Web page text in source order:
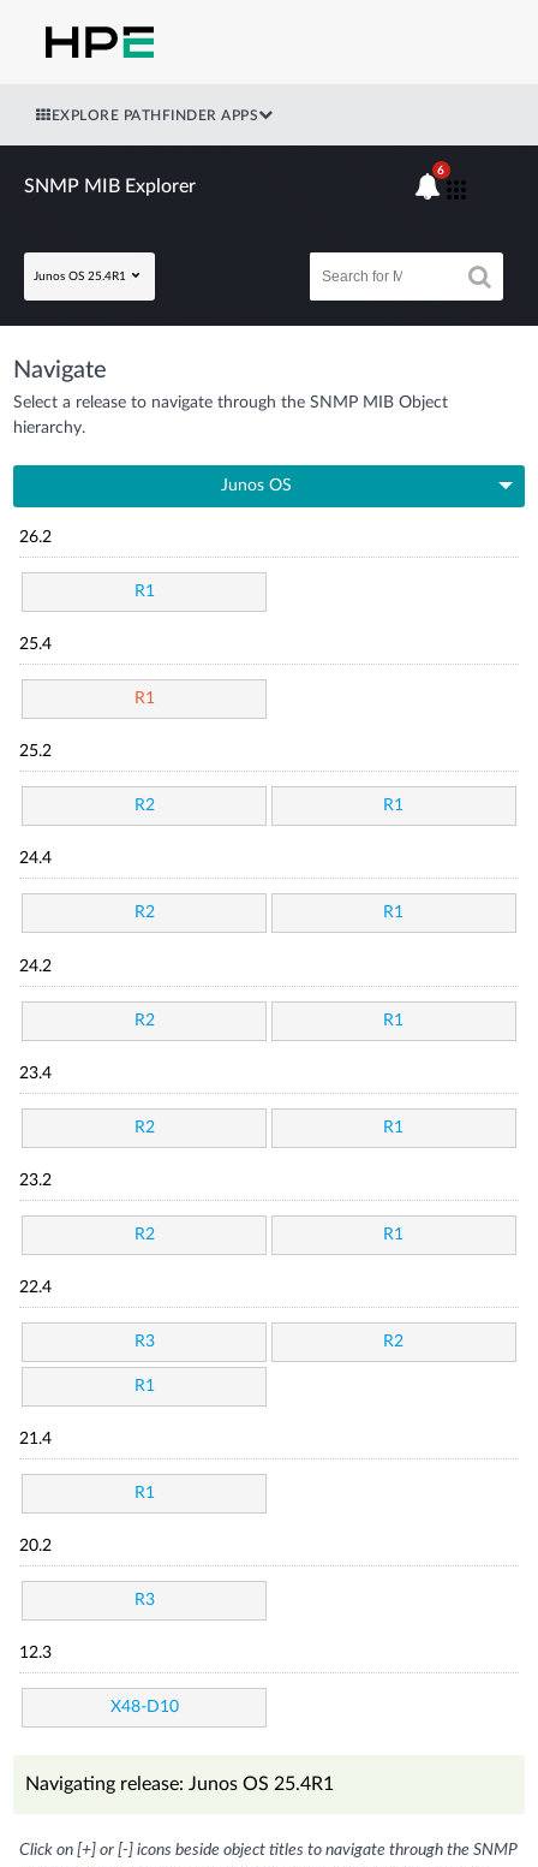
EXPLORE PATHFINDER APPS
SNMP MIB Explorer
Junos OS 25.4R1
6
Navigate
Select a release to navigate through the SNMP MIB Object
hierarchy.
Junos OS
26.2
R1
25.4
R1
25.2
R2 R1
24.4
R2 R1
24.2
R2 R1
23.4
R2 R1
23.2
R2 R1
22.4
R3 R2
R1
21.4
R1
20.2
R3
12.3
X48-D10
Navigating release: Junos OS 25.4R1
Click on [+] or [-] icons beside object titles to navigate through the SNMP